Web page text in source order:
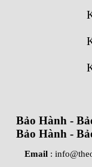
Bảo Hành -
Bảo Hành -
Email :